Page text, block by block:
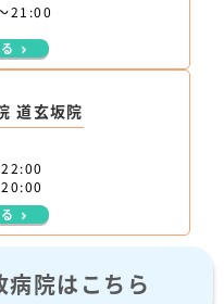
21:00
道玄坂院
病院はこちら